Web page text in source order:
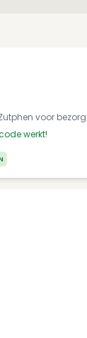
voor
werkt!